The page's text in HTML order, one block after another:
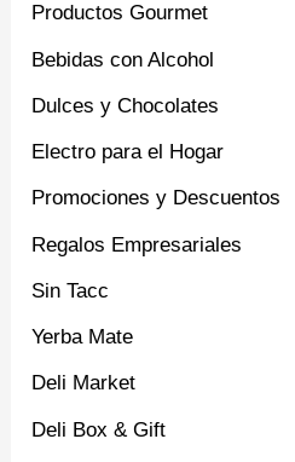
Productos Gourmet
Bebidas con Alcohol
Dulces y Chocolates
Electro para el Hogar
Promociones y Descuentos
Regalos Empresariales
Sin Tacc
Yerba Mate
Deli Market
Deli Box & Gift